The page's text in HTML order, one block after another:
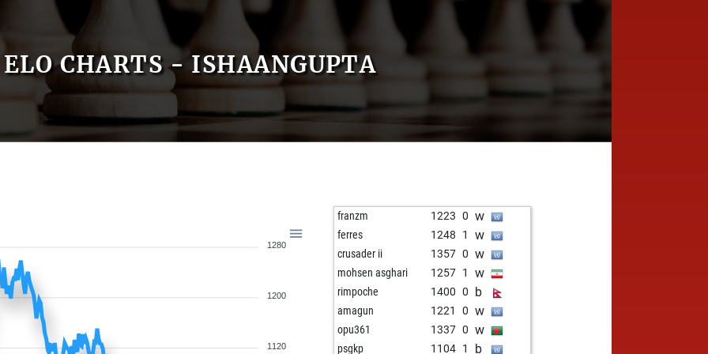
ELO CHARTS - ISHAANGUPTA
1280
1200
1120
franzm 1223 0 w
ferres 1248 1 w
crusader ii 1357 0 w
mohsen asghari 1257 1 w
rimpoche 1400 0 b
amagun 1221 0 w
opu361 1337 0 w
psgkp 1104 1 b